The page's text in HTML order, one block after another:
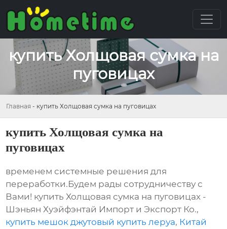
купить Холщовая сумка на
пуговицах
Главная - купить Холщовая сумка на пуговицах
купить Холщовая сумка на
пуговицах
временем системные решения для
переработки.Будем рады сотрудничеству с
Вами! купить Холщовая сумка на пуговицах -
Шэньян Хуэйфэнтай Импорт и Экспорт Ко.,
купить мешок джутовый купить леруа, Китай